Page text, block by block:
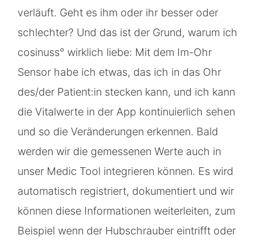
verläuft. Geht es ihm oder ihr besser oder
schlechter? Und das ist der Grund, warum ich
cosinuss° wirklich liebe: Mit dem Im-Ohr
Sensor habe ich etwas, das ich in das Ohr
des/der Patient:in stecken kann, und ich kann
die Vitalwerte in der App kontinuierlich sehen
und so die Veränderungen erkennen. Bald
werden wir die gemessenen Werte auch in
unser Medic Tool integrieren können. Es wird
automatisch registriert, dokumentiert und wir
können diese Informationen weiterleiten, zum
Beispiel wenn der Hubschrauber eintrifft oder